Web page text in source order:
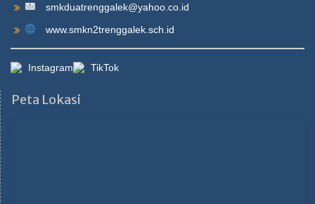
smkduatrenggalek@yahoo.co.id
www.smkn2trenggalek.sch.id
Instagram TikTok
Peta Lokasi